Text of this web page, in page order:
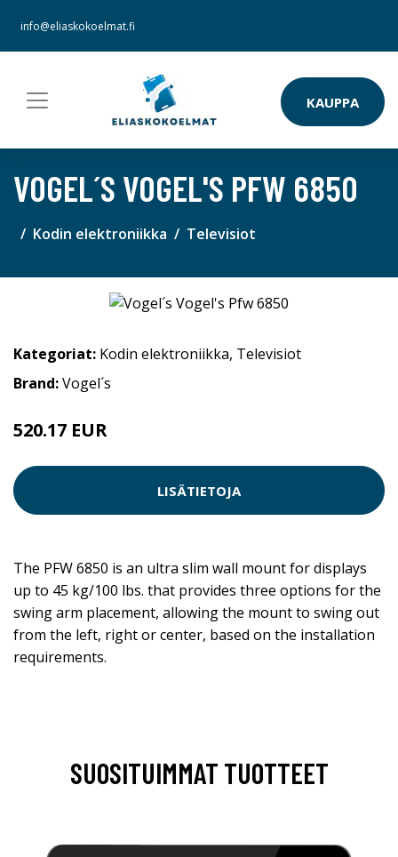
info@eliaskokoelmat.fi
KAUPPA
VOGEL´S VOGEL'S PFW 6850
Kodin elektroniikka Televisiot
Kategoriat: Kodin elektroniikka, Televisiot
Brand:Vogel´s
520.17 EUR
LISÄTIETOJA
The PFW 6850 is an ultra slim wall mount for displays
up to 45 kg/100 lbs. that provides three options for the
swing arm placement, allowing the mount to swing out
from the left, right or center, based on the installation
requirements.
SUOSITUIMMAT TUOTTEET